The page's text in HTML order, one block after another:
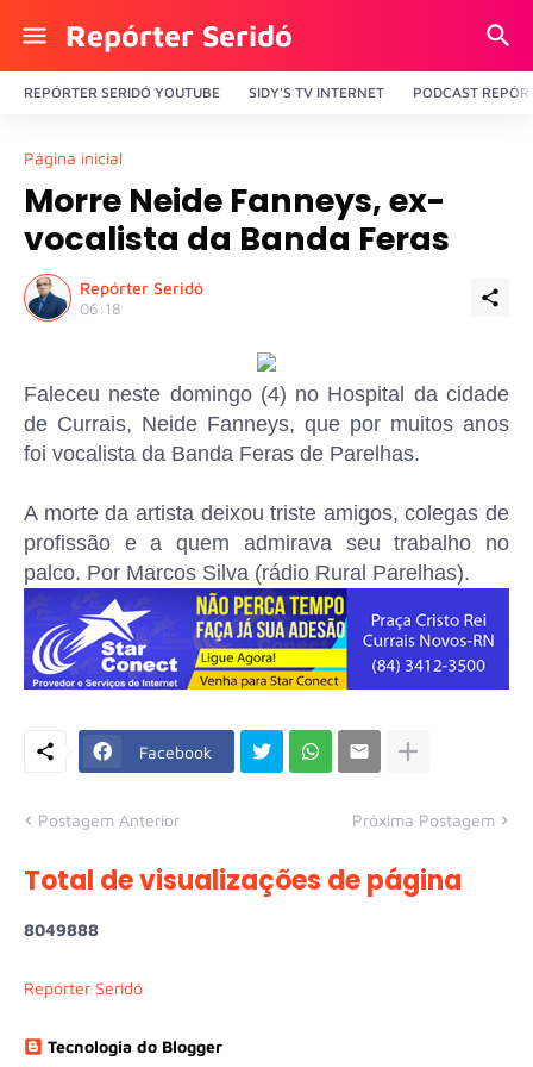
Repórter Seridó
REPÓRTER SERIDÓ YOUTUBE SIDY'S TV INTERNET PODCAST
Página inicial
Morre Neide Fanneys, ex-
vocalista da Banda Feras
Repórter Seridó
06:18
Faleceu neste domingo (4) no Hospital da cidade
de Currais, Neide Fanneys, que por muitos anos
foi vocalista da Banda Feras de Parelhas.
A morte da artista deixou triste amigos, colegas de
profissão e a quem admirava seu trabalho no
palco. Por Marcos Silva (rádio Rural Parelhas).
Facebook
Postagem Anterior Próxima Postagem
Total de visualizações de página
8049888
Repórter Seridó
Tecnologia do Blogger